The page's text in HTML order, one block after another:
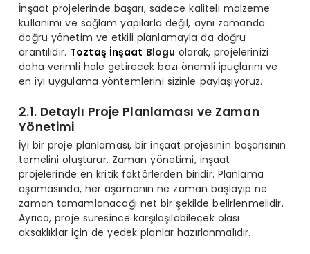
İnşaat projelerinde başarı, sadece kaliteli malzeme
kullanımı ve sağlam yapılarla değil, aynı zamanda
doğru yönetim ve etkili planlamayla da doğru
orantılıdır. Toztaş İnşaat Blogu olarak, projelerinizi
daha verimli hale getirecek bazı önemli ipuçlarını ve
en iyi uygulama yöntemlerini sizinle paylaşıyoruz.
2.1. Detaylı Proje Planlaması ve Zaman
Yönetimi
İyi bir proje planlaması, bir inşaat projesinin başarısının
temelini oluşturur. Zaman yönetimi, inşaat
projelerinde en kritik faktörlerden biridir. Planlama
aşamasında, her aşamanın ne zaman başlayıp ne
zaman tamamlanacağı net bir şekilde belirlenmelidir.
Ayrıca, proje süresince karşılaşılabilecek olası
aksaklıklar için de yedek planlar hazırlanmalıdır.